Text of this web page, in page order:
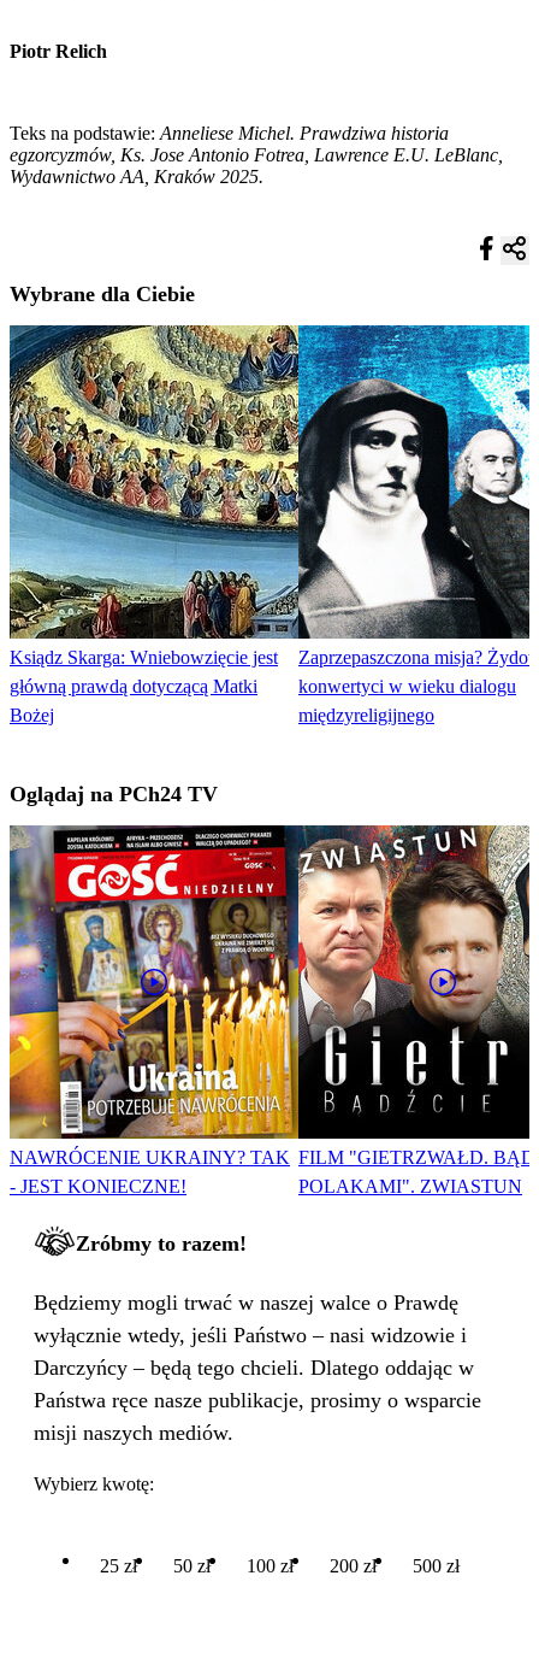
Piotr Relich
Teks na podstawie: Anneliese Michel. Prawdziwa historia
egzorcyzmów, Ks. Jose Antonio Fotrea, Lawrence E.U. LeBlanc,
Wydawnictwo AA, Kraków 2025.
Wybrane dla Ciebie
Ksiądz Skarga: Wniebowzięcie jest
główną prawdą dotyczącą Matki
Bożej
Zaprzepaszczona misja?
konwertyci w wieku dialogu
międzyreligijnego
Oglądaj na PCh24 TV
NAWRÓCENIE UKRAINY? TAK
- JEST KONIECZNE!
FILM "GIETRZWAŁD.
POLAKAMI". ZWIASTUN
Zróbmy to razem!
Będziemy mogli trwać w naszej walce o Prawdę
wyłącznie wtedy, jeśli Państwo – nasi widzowie i
Darczyńcy – będą tego chcieli. Dlatego oddając w
Państwa ręce nasze publikacje, prosimy o wsparcie
misji naszych mediów.
Wybierz kwotę:
25 zł 50 zł 100 zł 200 zł 500 zł